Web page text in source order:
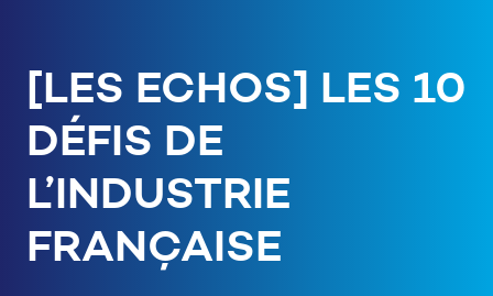
[LES ECHOS] LES 10
DÉFIS DE
L’INDUSTRIE
FRANÇAISE